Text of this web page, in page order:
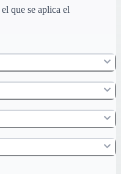
que se aplica el